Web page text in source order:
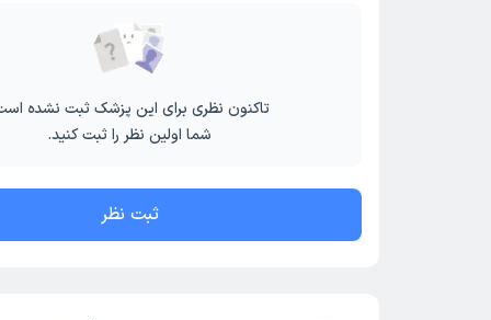
تاکنون نظری برای این پزشک ثبت نشده
شما اولین نظر را ثبت کنید.
ثبت نظر